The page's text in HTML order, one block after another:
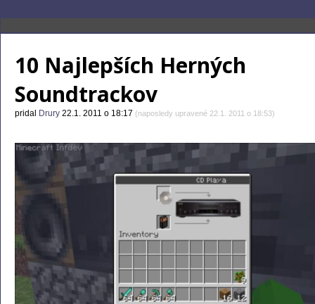
10 Najlepších Herných
Soundtrackov
pridal Drury 22.1. 2011 o 18:17 (naposledy upravené 22.1. 2011 o 18:53)